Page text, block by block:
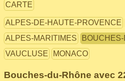
CARTE
ALPES-DE-HAUTE-PROVENCE
ALPES-MARITIMES
VAUCLUSE
MONACO
Bouches-du-Rhône avec